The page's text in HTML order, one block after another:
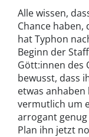
Alle wissen,
Chance haben,
hat Typhon
Beginn der
Gött:innen des
bewusst, dass
etwas anhaben
vermutlich um
arrogant
Plan ihn jetzt